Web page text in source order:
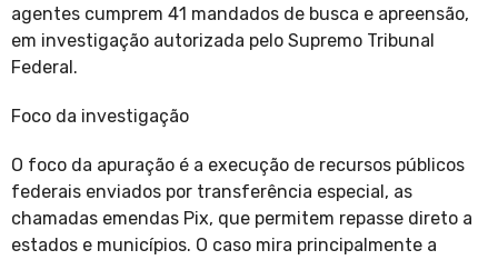
agentes cumprem 41 mandados de busca e apreensão,
em investigação autorizada pelo Supremo Tribunal
Federal.
Foco da investigação
O foco da apuração é a execução de recursos públicos
federais enviados por transferência especial, as
chamadas emendas Pix, que permitem repasse direto a
estados e municípios. O caso mira principalmente a